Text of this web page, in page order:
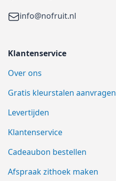
Emailinfo@nofruit.nl
Klantenservice
Over ons
Gratis kleurstalen aanvragen
Levertijden
Klantenservice
Cadeaubon bestellen
Afspraak zithoek maken